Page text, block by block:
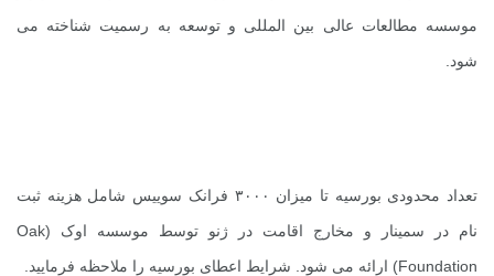
موسسه مطالعات عالی بین المللی و توسعه به رسمیت شناخته می
شود.
تعداد محدودی بورسیه تا میزان ۳۰۰۰ فرانک سوییس شامل هزینه ثبت
نام در سمینار و مخارج اقامت در ژنو توسط موسسه اوک (Oak
Foundation) ارائه می شود. شرایط اعطای بورسیه را ملاحظه فرمایید.